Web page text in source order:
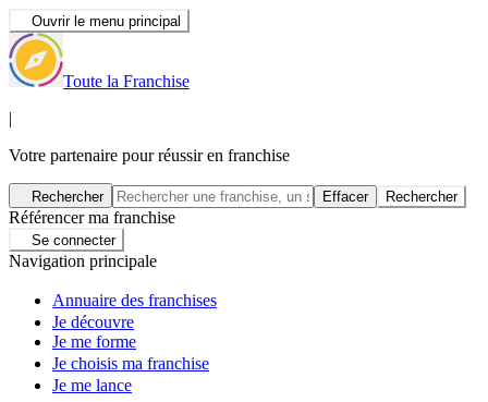
Ouvrir le menu principal
Toute la Franchise
|
Votre partenaire pour réussir en franchise
Rechercher Effacer Rechercher
Référencer ma franchise
Se connecter
Navigation principale
Annuaire des franchises
Je découvre
Je me forme
Je choisis ma franchise
Je me lance